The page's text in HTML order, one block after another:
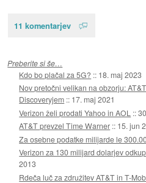
11 komentarjev
Preberite si še…
Kdo bo plačal za 5G? :: 18. maj 2023
Nov pretočni velikan na obzorju:
Discoveryjem :: 17. maj 2021
Verizon želi prodati Yahoo in AOL ::
AT&T prevzel Time Warner :: 15. jun
Za osebne podatke milijarde le
Verizon za 130 milijard dolarjev
2013
Rdeča luč za združitev AT&T in T-